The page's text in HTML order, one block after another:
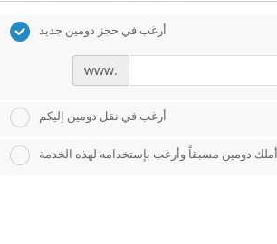
أرغب في حجز دومين جديد
www.
أرغب في نقل دومين إليكم
أملك دومين مسبقاً وأرغب بإستخدامه لهذه الخدمة